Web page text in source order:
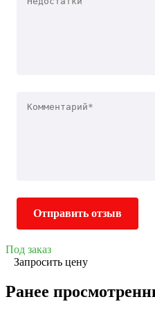
Отправить отзыв
Под заказ
Запросить цену
Ранее